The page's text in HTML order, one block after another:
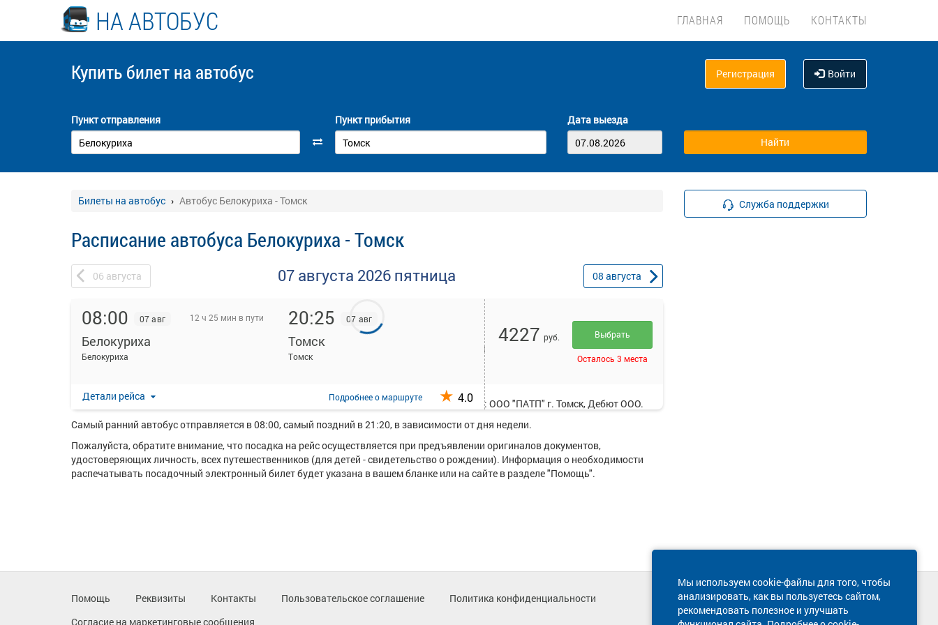
НА АВТОБУС ГЛАВНАЯ ПОМОЩЬ КОНТАКТЫ
Купить билет на автобус Регистрация Войти
Пункт отправления Пункт прибытия Дата выезда
Билеты на автобус Автобус Белокуриха - Томск
Расписание автобуса Белокуриха - Томск
06 августа 07 августа 2026 пятница 08 августа
08:00 07 авг 12 ч 25 мин в пути
Белокуриха
Белокуриха
20:25 07 авг
Томск
Томск
Детали рейса Подробнеео маршруте 4.0
4227 руб. Выбрать
Осталось 3 места
На данной странице вы можете ознакомиться с расписанием и купить билет онлайн на автобус Белокуриха - Томск стоимостью
от 4227 рублей.
Перевозку пассажиров по данному направлению осуществляют следующие перевозчики: ООО "ПАТП" г. Томск, Дебют ООО.
Самый ранний автобус отправляется в 08:00, самый поздний в 21:20, в зависимости от дня недели.
Пожалуйста, обратите внимание, что посадка на рейс осуществляется при предъявлении оригиналов документов,
удостоверяющих личность, всех путешественников (для детей - свидетельство о рождении). Информация о необходимости
распечатывать посадочный электронный билет будет указана в вашем бланке или на сайте в разделе "Помощь".
Служба поддержки
Мы используем cookie-файлы для того, чтобы
анализировать, как вы пользуетесь сайтом,
рекомендовать полезное и улучшать
Помощь Реквизиты Контакты Пользовательское соглашение
Политика конфиденциальности
Согласие на маркетинговые сообщения
Техническая поддержка сайта
8 800 600-03-38